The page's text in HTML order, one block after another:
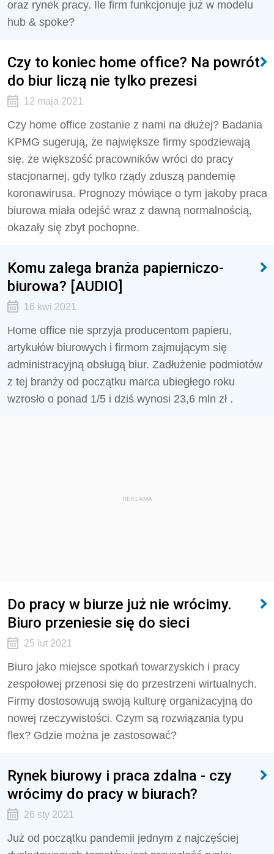
oraz rynek pracy. Ile firm funkcjonuje już w modelu
hub & spoke?
Czy to koniec home office? Na powrót
do biur liczą nie tylko prezesi
12 maja 2021
Czy home office zostanie z nami na dłużej? Badania
KPMG sugerują, że największe firmy spodziewają
się, że większość pracowników wróci do pracy
stacjonarnej, gdy tylko rządy zduszą pandemię
koronawirusa. Prognozy mówiące o tym jakoby praca
biurowa miała odejść wraz z dawną normalnością,
okazały się zbyt pochopne.
Komu zalega branża papierniczo-
biurowa? [AUDIO]
16 kwi 2021
Home office nie sprzyja producentom papieru,
artykułów biurowych i firmom zajmującym się
administracyjną obsługą biur. Zadłużenie podmiotów
z tej branży od początku marca ubiegłego roku
wzrosło o ponad 1/5 i dziś wynosi 23,6 mln zł .
REKLAMA
Do pracy w biurze już nie wrócimy.
Biuro przeniesie się do sieci
25 lut 2021
Biuro jako miejsce spotkań towarzyskich i pracy
zespołowej przenosi się do przestrzeni wirtualnych.
Firmy dostosowują swoją kulturę organizacyjną do
nowej rzeczywistości. Czym są rozwiązania typu
flex? Gdzie można je zastosować?
Rynek biurowy i praca zdalna - czy
wrócimy do pracy w biurach?
26 sty 2021
Już od początku pandemii jednym z najczęściej